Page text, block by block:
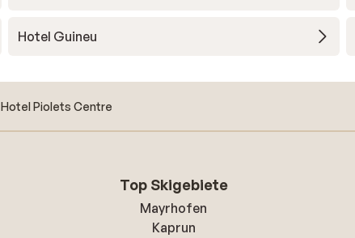
Hotel Guineu
Hotel Piolets Centre
Top Skigebiete
Mayrhofen
Kaprun